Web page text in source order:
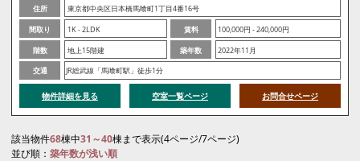
住所
東京都中央区日本橋馬喰町1丁目4番16号
間取り
1K - 2LDK 賃料
100,000円 - 240,000円
階数
地上15階建 築年数
2022年11月
交通
JR総武線「馬喰町駅」徒歩1分
物件詳細を見る 空室一覧ページ お問合せページ
該当物件68棟中31～40棟まで表示(4ページ/7ページ)
並び順： 築年数が浅い順